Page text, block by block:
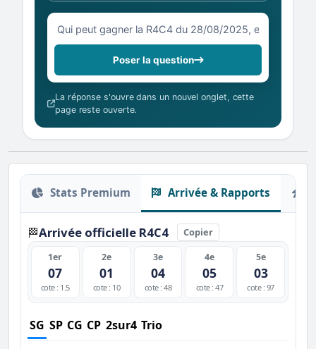
Votre question sur la R4C4 du 28/08/2025
Poser la question
La réponse s'ouvre dans un nouvel onglet, cette
page reste ouverte.
Stats Premium Arrivée & Rapports
🏁Arrivée officielle R4C4 Copier
1er
07
cote : 1.5
2e
01
cote : 10
3e
04
cote : 48
4e
05
cote : 47
5e
03
cote : 97
SG SP CG CP 2sur4 Trio